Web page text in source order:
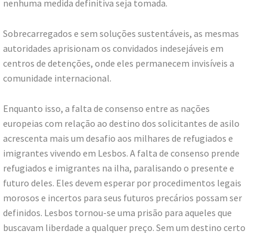
nenhuma medida definitiva seja tomada.
Sobrecarregados e sem soluções sustentáveis, as mesmas
autoridades aprisionam os convidados indesejáveis em
centros de detenções, onde eles permanecem invisíveis a
comunidade internacional.
Enquanto isso, a falta de consenso entre as nações
europeias com relação ao destino dos solicitantes de asilo
acrescenta mais um desafio aos milhares de refugiados e
imigrantes vivendo em Lesbos. A falta de consenso prende
refugiados e imigrantes na ilha, paralisando o presente e
futuro deles. Eles devem esperar por procedimentos legais
morosos e incertos para seus futuros precários possam ser
definidos. Lesbos tornou-se uma prisão para aqueles que
buscavam liberdade a qualquer preço. Sem um destino certo